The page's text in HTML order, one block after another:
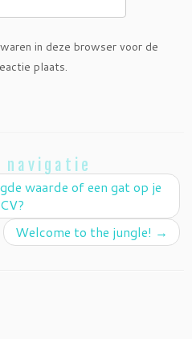
in deze browser voor de
plaats.
navigatie
waarde of een gat op je
CV?
Welcome to the jungle! →